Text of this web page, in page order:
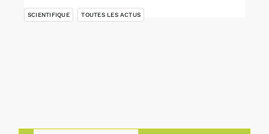
SCIENTIFIQUE TOUTES LES ACTUS